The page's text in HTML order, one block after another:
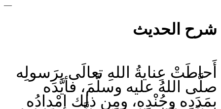
—
شرح الحديث
أَحاطَتْ عِنايةُ اللهِ تعالَى برَسولِه
صلَّى اللهُ عليه وسلَّمَ، فأيَّدَه
بمَدَدِه وجُنْدِه، ومِن ذلك إمْدادُه